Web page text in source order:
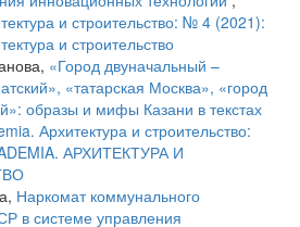
и строительство: № 4 (2021):
и строительство
«Город двуначальный –
«татарская Москва», «город
образы и мифы Казани в текстах
Архитектура и строительство:
АРХИТЕКТУРА И
Наркомат коммунального
в системе управления